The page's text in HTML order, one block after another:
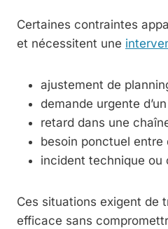
Certaines contraintes
et nécessitent une
ajustement de
demande urgente
retard dans une
besoin ponctuel entre
incident technique ou
Ces situations exigent de
efficace sans